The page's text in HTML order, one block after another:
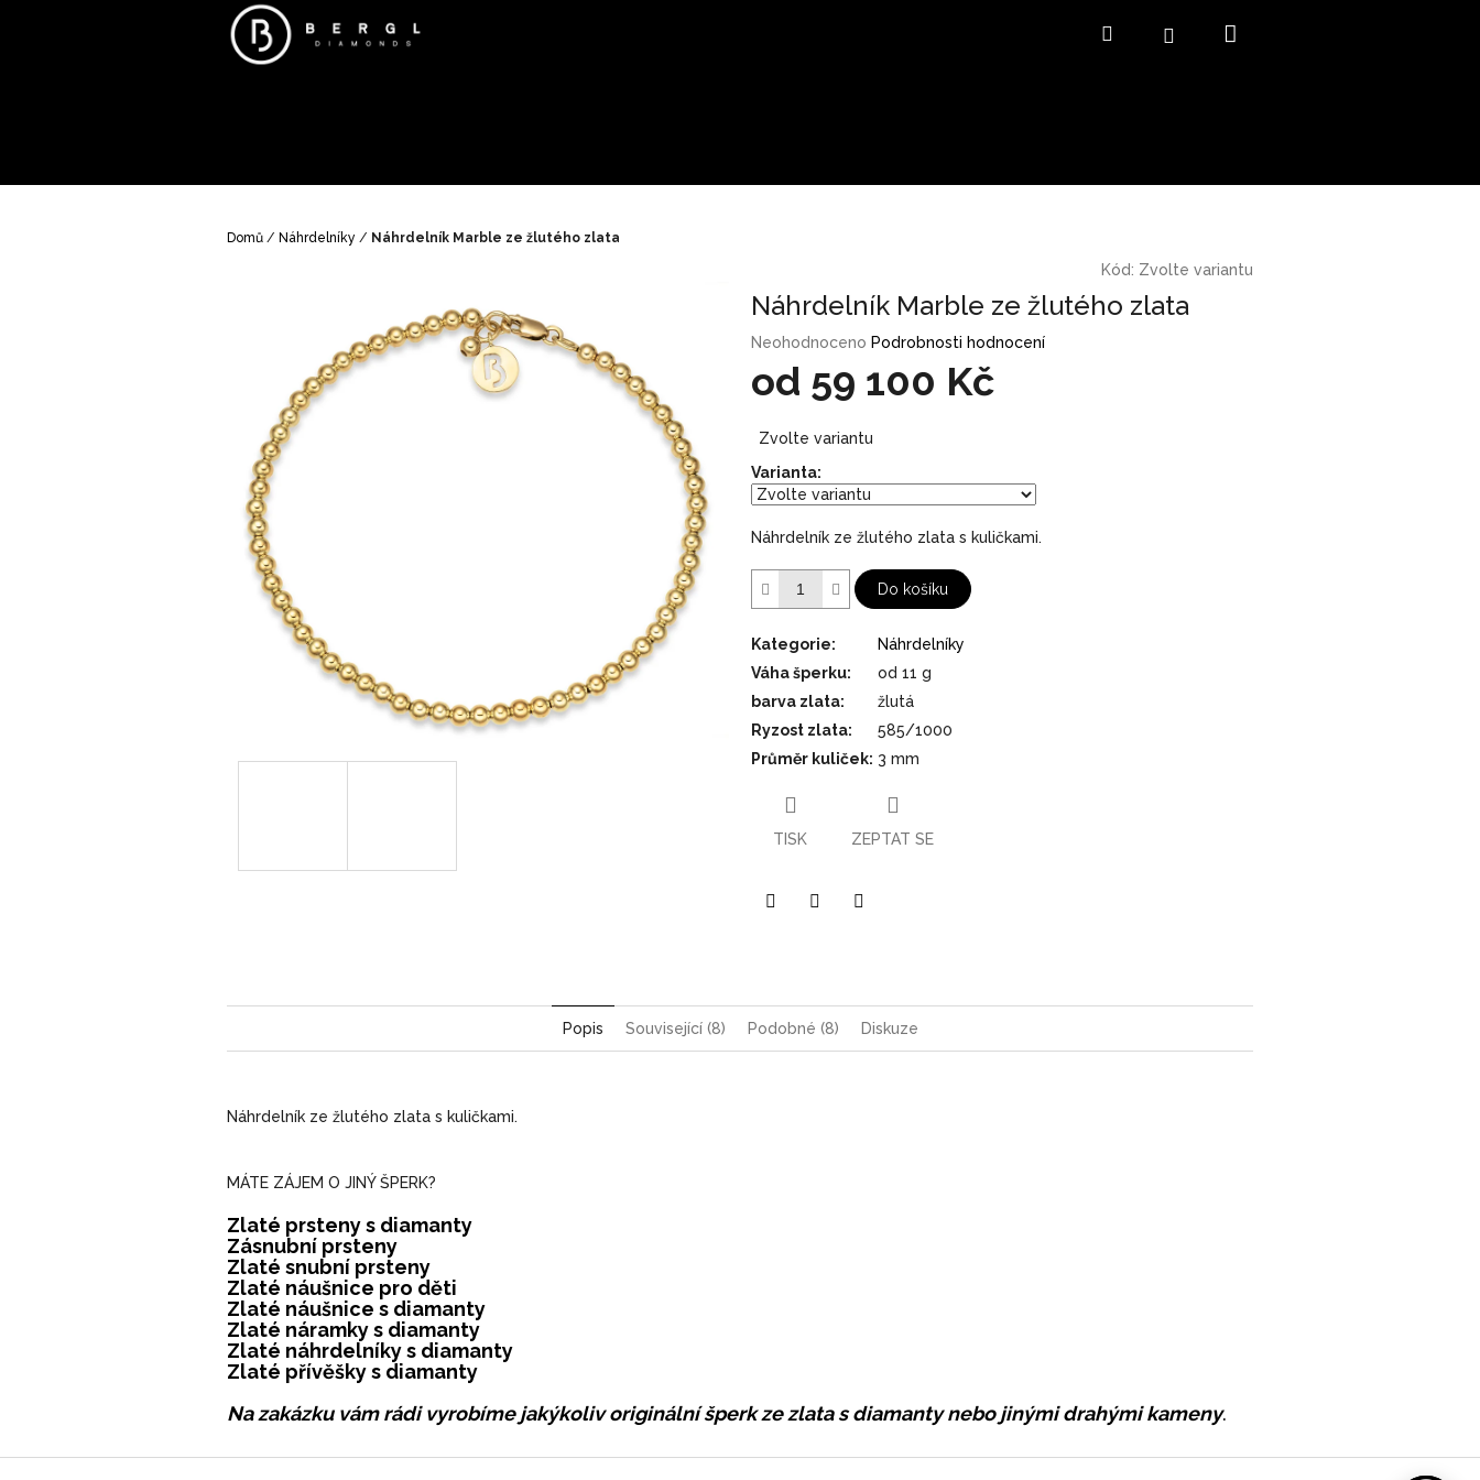
HledatPřihlášení
Domů / Náhrdelníky / Náhrdelník Marble ze žlutého zlata
Kód: Zvolte variantu
Náhrdelník Marble ze žlutého zlata
Průměrné
hodnocení
produktu
0,0
5
hvězdiček.
Neohodnoceno Podrobnosti hodnocení
od 59 100 Kč
cena:
Zvolte variantu
Varianta:
Náhrdelník ze žlutého zlata s kuličkami.
Do košíku
Kategorie:
Náhrdelníky
Váha šperku:
od 11 g
barva zlata:
žlutá
Ryzost zlata:
585/1000
Průměr kuliček: 3 mm
TISK ZEPTAT SE
Popis Související (8) Podobné (8) Diskuze
Náhrdelník ze žlutého zlata s kuličkami.
MÁTE ZÁJEM O JINÝ ŠPERK?
Zlaté prsteny s diamanty
Zásnubní prsteny
Zlaté snubní prsteny
Zlaté náušnice pro děti
Zlaté náušnice s diamanty
Zlaté náramky s diamanty
Zlaté náhrdelníky s diamanty
Zlaté přívěšky s diamanty
Na zakázku vám rádi vyrobíme jakýkoliv originální šperk ze zlata s diamanty nebo jinými drahými kameny.